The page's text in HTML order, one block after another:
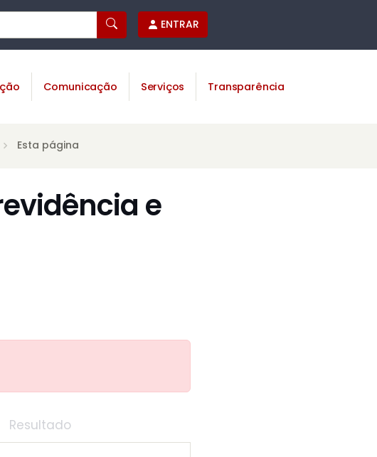
ENTRAR
Comunicação Serviços Transparência
Esta página
e
Resultado